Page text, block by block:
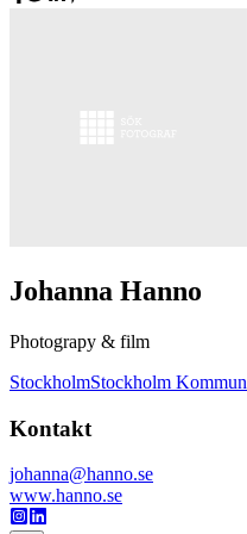
Johanna Hanno
Photograpy & film
StockholmStockholm Kommun
Kontakt
johanna@hanno.se
www.hanno.se